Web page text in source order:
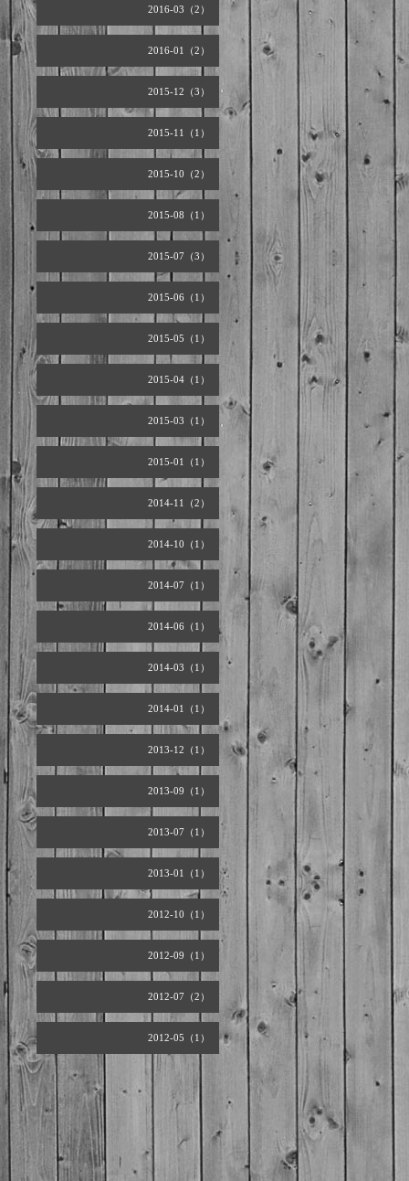
2016-03（2）
2016-01（2）
2015-12（3）
2015-11（1）
2015-10（2）
2015-08（1）
2015-07（3）
2015-06（1）
2015-05（1）
2015-04（1）
2015-03（1）
2015-01（1）
2014-11（2）
2014-10（1）
2014-07（1）
2014-06（1）
2014-03（1）
2014-01（1）
2013-12（1）
2013-09（1）
2013-07（1）
2013-01（1）
2012-10（1）
2012-09（1）
2012-07（2）
2012-05（1）